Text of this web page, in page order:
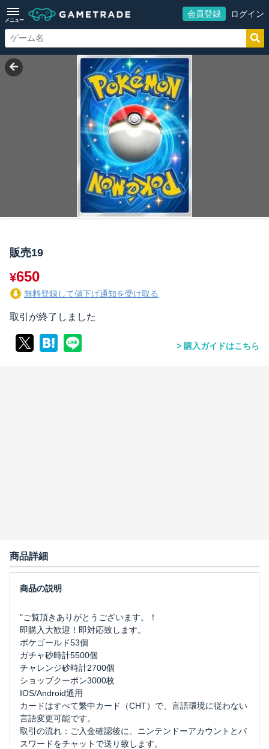
メニュー
会員登録 ログイン
販売19
¥650
無料登録して値下げ通知を受け取る
取引が終了しました
購入ガイドはこちら
商品詳細
"ご覧頂きありがとうございます。！
即購入大歓迎！即対応致します。
ポケゴールド53個
ガチャ砂時計5500個
チャレンジ砂時計2700個
ショップクーポン3000枚
IOS/Android通用
カードはすべて繁中カード（CHT）で、言語環境に従わない
言語変更可能です。
取引の流れ：ご入金確認後に、ニンテンドーアカウントとパ
スワードをチャットで送り致します。